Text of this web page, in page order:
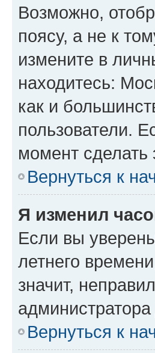
Возможно,
поясу, а не к
измените в
находитесь:
как и
пользователи.
момент сделать
Вернуться к
Я изменил
Если вы
летнего
значит,
Вернуться к